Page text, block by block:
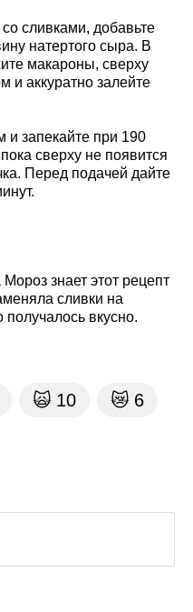
сливками, добавьте
натертого сыра. В
макароны, сверху
и аккуратно залейте
запекайте при 190
сверху не появится
Перед подачей дайте
знает этот рецепт
сливки на
вкусно.
🙀 10 😿 6